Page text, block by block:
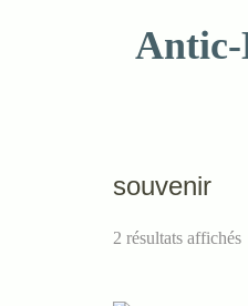
Antic-
souvenir
2 résultats affichés